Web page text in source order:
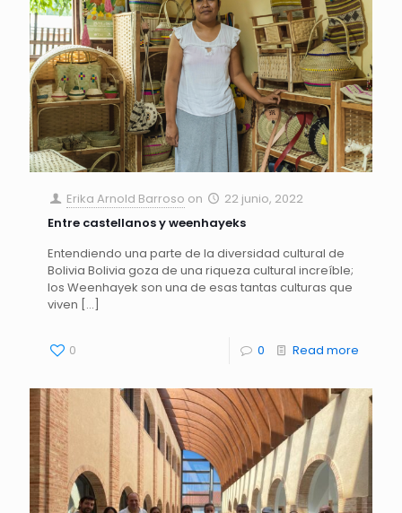
Erika Arnold Barroso on
22 junio, 2022
Entre castellanos y weenhayeks
Entendiendo una parte de la diversidad cultural de
Bolivia Bolivia goza de una riqueza cultural increíble;
los Weenhayek son una de esas tantas culturas que
viven […]
0 0 Read more